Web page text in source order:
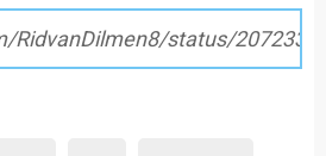
RidvanDilmen8/status/